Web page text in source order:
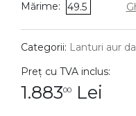
DIAMANTE
Cercei
Mărime: 49.5
Categorii: Lanturi aur
Preț cu TVA inclus:
1.88300 Lei